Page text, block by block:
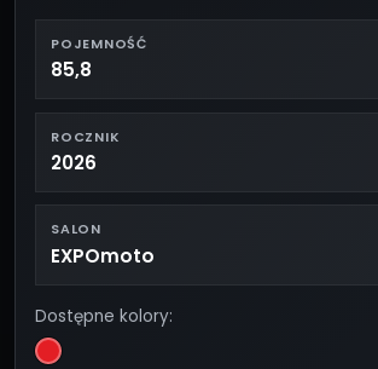
POJEMNOŚĆ
85,8
ROCZNIK
2026
SALON
EXPOmoto
Dostępne kolory: